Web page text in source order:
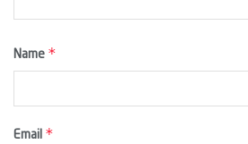
Name *
Email *